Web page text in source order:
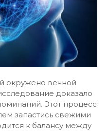
окружено вечной
доказало
Этот процесс
запастись свежими
к балансу между